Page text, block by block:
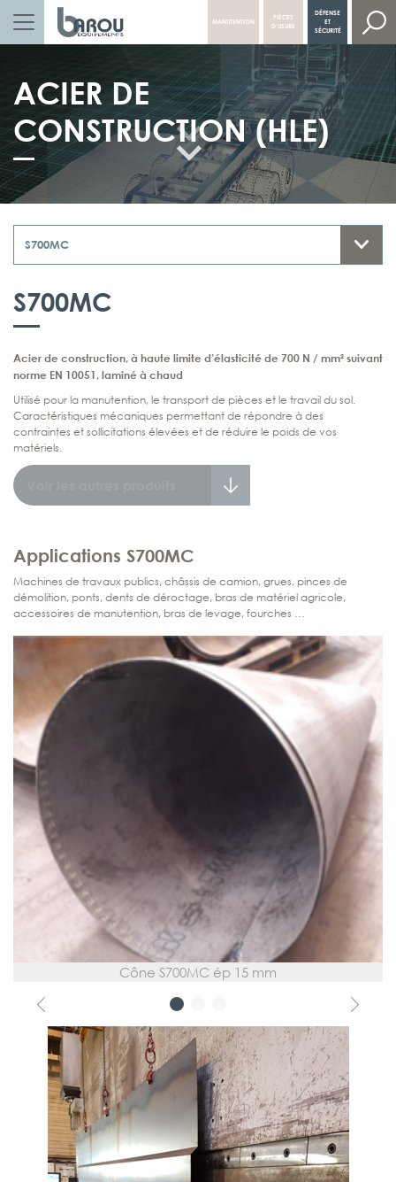
NAVIGATION PRINCIPALEMANUTENTION
PIÈCES
D’USURE
DÉFENSE
ET
SÉCURITÉ
ACIER DE
CONSTRUCTION (HLE)
S700MC
Acier de construction, à haute limite d’élasticité de 700 N / mm² suivant
norme EN 10051, laminé à chaud
Utilisé pour la manutention, le transport de pièces et le travail du sol.
Caractéristiques mécaniques permettant de répondre à des
contraintes et sollicitations élevées et de réduire le poids de vos
matériels.
Applications S700MC
Machines de travaux publics, châssis de camion, grues, pinces de
démolition, ponts, dents de déroctage, bras de matériel agricole,
accessoires de manutention, bras de levage, fourches …
Cône S700MC ép 15 mm
Previous